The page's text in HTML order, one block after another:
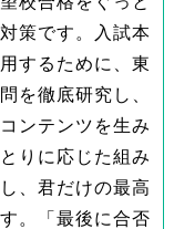
策です。入試本
するために、東
を徹底研究し、
ンテンツを生み
りに応じた組み
、君だけの最高
。「最後に合否